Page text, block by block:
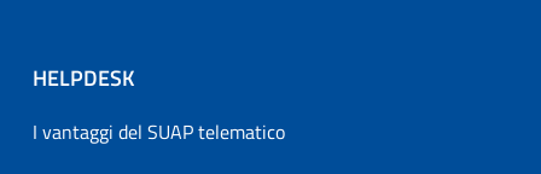
HELPDESK
I vantaggi del SUAP telematico